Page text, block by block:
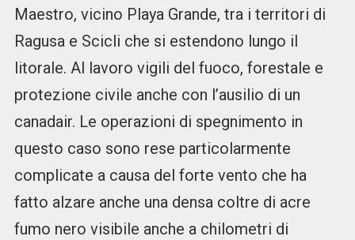
Maestro, vicino Playa Grande, tra i territori di
Ragusa e Scicli che si estendono lungo il
litorale. Al lavoro vigili del fuoco, forestale e
protezione civile anche con l’ausilio di un
canadair. Le operazioni di spegnimento in
questo caso sono rese particolarmente
complicate a causa del forte vento che ha
fatto alzare anche una densa coltre di acre
fumo nero visibile anche a chilometri di